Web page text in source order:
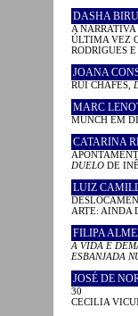
DASHA
A NARRATIVA
ÚLTIMA VEZ
RODRIGUES
JOANA
RUI CHAFES,
MARC
MUNCH EM
CATARINA
DUELO DE
LUIZ
ARTE: AINDA
FILIPA
A VIDA É
ESBANJADA
JOSÉ DE
30
CECILIA